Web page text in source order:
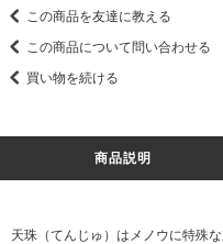
この商品を友達に教える
この商品について問い合わせる
買い物を続ける
商品説明
天珠（てんじゅ）はメノウに特殊